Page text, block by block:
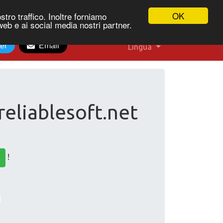
OK
traffico. Inoltre forniamo
e ai social media nostri partner.
Email Lingua
!